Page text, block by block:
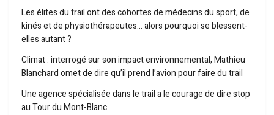
Les élites du trail ont des cohortes de médecins du sport, de
kinés et de physiothérapeutes… alors pourquoi se blessent-
elles autant ?
Climat : interrogé sur son impact environnemental, Mathieu
Blanchard omet de dire qu’il prend l’avion pour faire du trail
Une agence spécialisée dans le trail a le courage de dire stop
au Tour du Mont-Blanc